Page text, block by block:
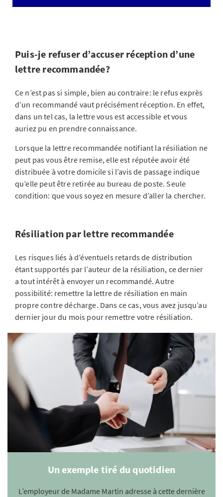
Puis-je refuser d’accuser réception d’une
lettre recommandée?
Ce n’est pas si simple, bien au contraire: le refus exprès
d’un recommandé vaut précisément réception. En effet,
dans un tel cas, la lettre vous est accessible et vous
auriez pu en prendre connaissance.
Lorsque la lettre recommandée notifiant la résiliation ne
peut pas vous être remise, elle est réputée avoir été
distribuée à votre domicile si l’avis de passage indique
qu’elle peut être retirée au bureau de poste. Seule
condition: que vous soyez en mesure d’aller la chercher.
Résiliation par lettre recommandée
Les risques liés à d’éventuels retards de distribution
étant supportés par l’auteur de la résiliation, ce dernier
a tout intérêt à envoyer un recommandé. Autre
possibilité: remettre la lettre de résiliation en main
propre contre décharge. Dans ce cas, vous avez jusqu’au
dernier jour du mois pour remettre votre résiliation.
Un exemple tiré du quotidien
L’employeur de Madame Martin adresse à cette dernière